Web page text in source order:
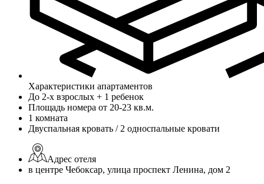
Характеристики апартаментов
До 2-х взрослых + 1 ребенок
Площадь номера от 20-23 кв.м.
1 комната
Двуспальная кровать / 2 односпальные кровати
Адрес отеля
в центре Чебоксар, улица проспект Ленина, дом 2